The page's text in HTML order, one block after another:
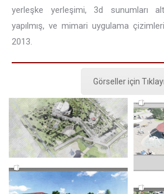
yerleşke yerleşimi, 3d sunumları
yapılmış, ve mimari uygulama
2013.
Görseller için